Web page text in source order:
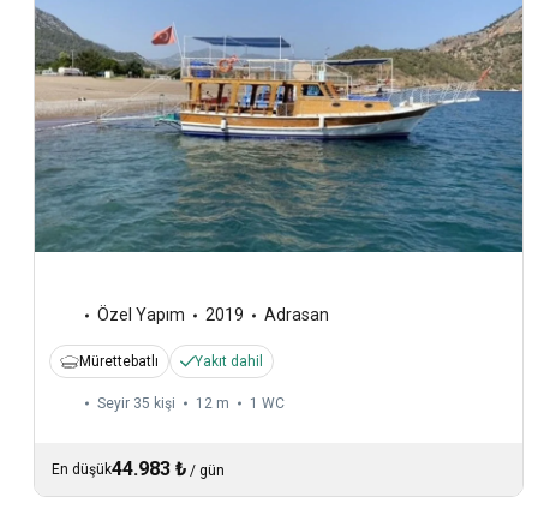
Özel Yapım 2019 Adrasan
Mürettebatlı Yakıt dahil
Seyir 35 kişi 12 m 1 WC
En düşük44.983 ₺ / gün